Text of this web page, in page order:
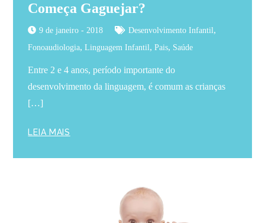
Começa Gaguejar?
9 de janeiro - 2018 Desenvolvimento Infantil,
Fonoaudiologia,Linguagem Infantil,Pais, Saúde
Entre 2 e 4 anos, período importante do
desenvolvimento da linguagem, é comum as crianças
[…]
LEIA MAIS